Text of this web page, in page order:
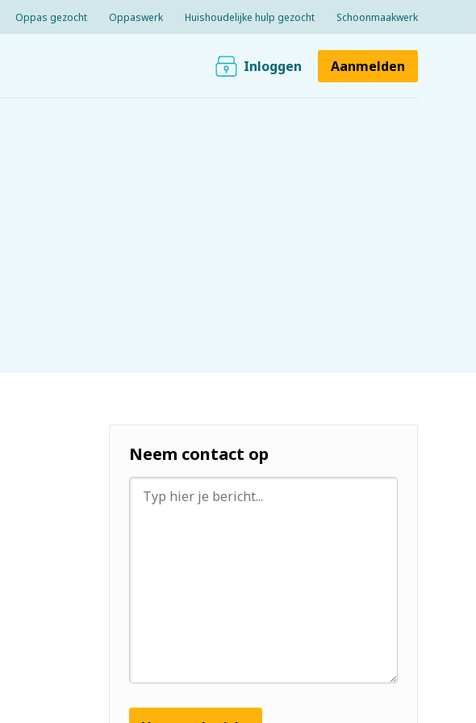
Oppas gezocht Oppaswerk Huishoudelijke hulp gezocht Schoonmaakwerk
Inloggen Aanmelden
Neem contact op